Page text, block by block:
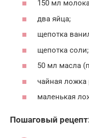
150 мл
два яйца;
щепотка
щепотка соли;
50 мл масла
чайная ложка
маленькая
Пошаговый